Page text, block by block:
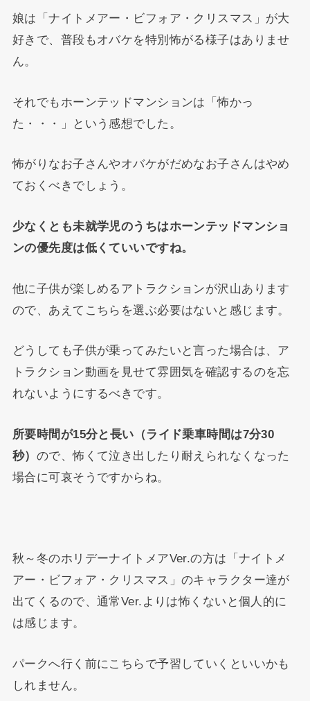
娘は「ナイトメアー・ビフォア・クリスマス」が大
好きで、普段もオバケを特別怖がる様子はありませ
ん。
それでもホーンテッドマンションは「怖かっ
た・・・」という感想でした。
怖がりなお子さんやオバケがだめなお子さんはやめ
ておくべきでしょう。
少なくとも未就学児のうちはホーンテッドマンショ
ンの優先度は低くていいですね。
他に子供が楽しめるアトラクションが沢山あります
ので、あえてこちらを選ぶ必要はないと感じます。
どうしても子供が乗ってみたいと言った場合は、ア
トラクション動画を見せて雰囲気を確認するのを忘
れないようにするべきです。
所要時間が15分と長い（ライド乗車時間は7分30
秒） ので、怖くて泣き出したり耐えられなくなった
場合に可哀そうですからね。
秋～冬のホリデーナイトメアVer.の方は「ナイトメ
アー・ビフォア・クリスマス」のキャラクター達が
出てくるので、通常Ver.よりは怖くないと個人的に
は感じます。
パークへ行く前にこちらで予習していくといいかも
しれません。